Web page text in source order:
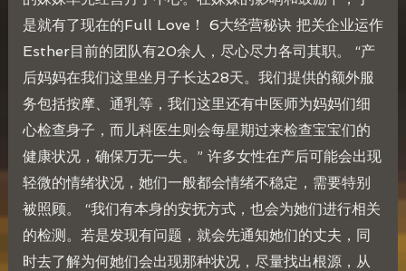
是就有了现在的Full Love！ 6大经营秘诀 把关企业运作
Esther目前的团队有20余人，尽心尽力各司其职。 “产
后妈妈在我们这里坐月子长达28天。我们提供的额外服
务包括按摩、通乳等，我们这里还有中医师为妈妈们细
心检查身子，而儿科医生则会每星期过来检查宝宝们的
健康状况，确保万无一失。” 许多女性在产后可能会出现
轻微的情绪状况，她们一般都会情绪不稳定，需要特别
被照顾。 “我们有本身的安抚方式，也会为她们进行相关
的检测。若是发现有问题，就会先通知她们的丈夫，同
时去了解为何她们会出现那种状况，尽量找出根源，从